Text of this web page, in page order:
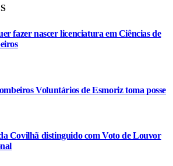
fazer nascer licenciatura em Ciências de
Voluntários de Esmoriz toma posse
Covilhã distinguido com Voto de Louvor